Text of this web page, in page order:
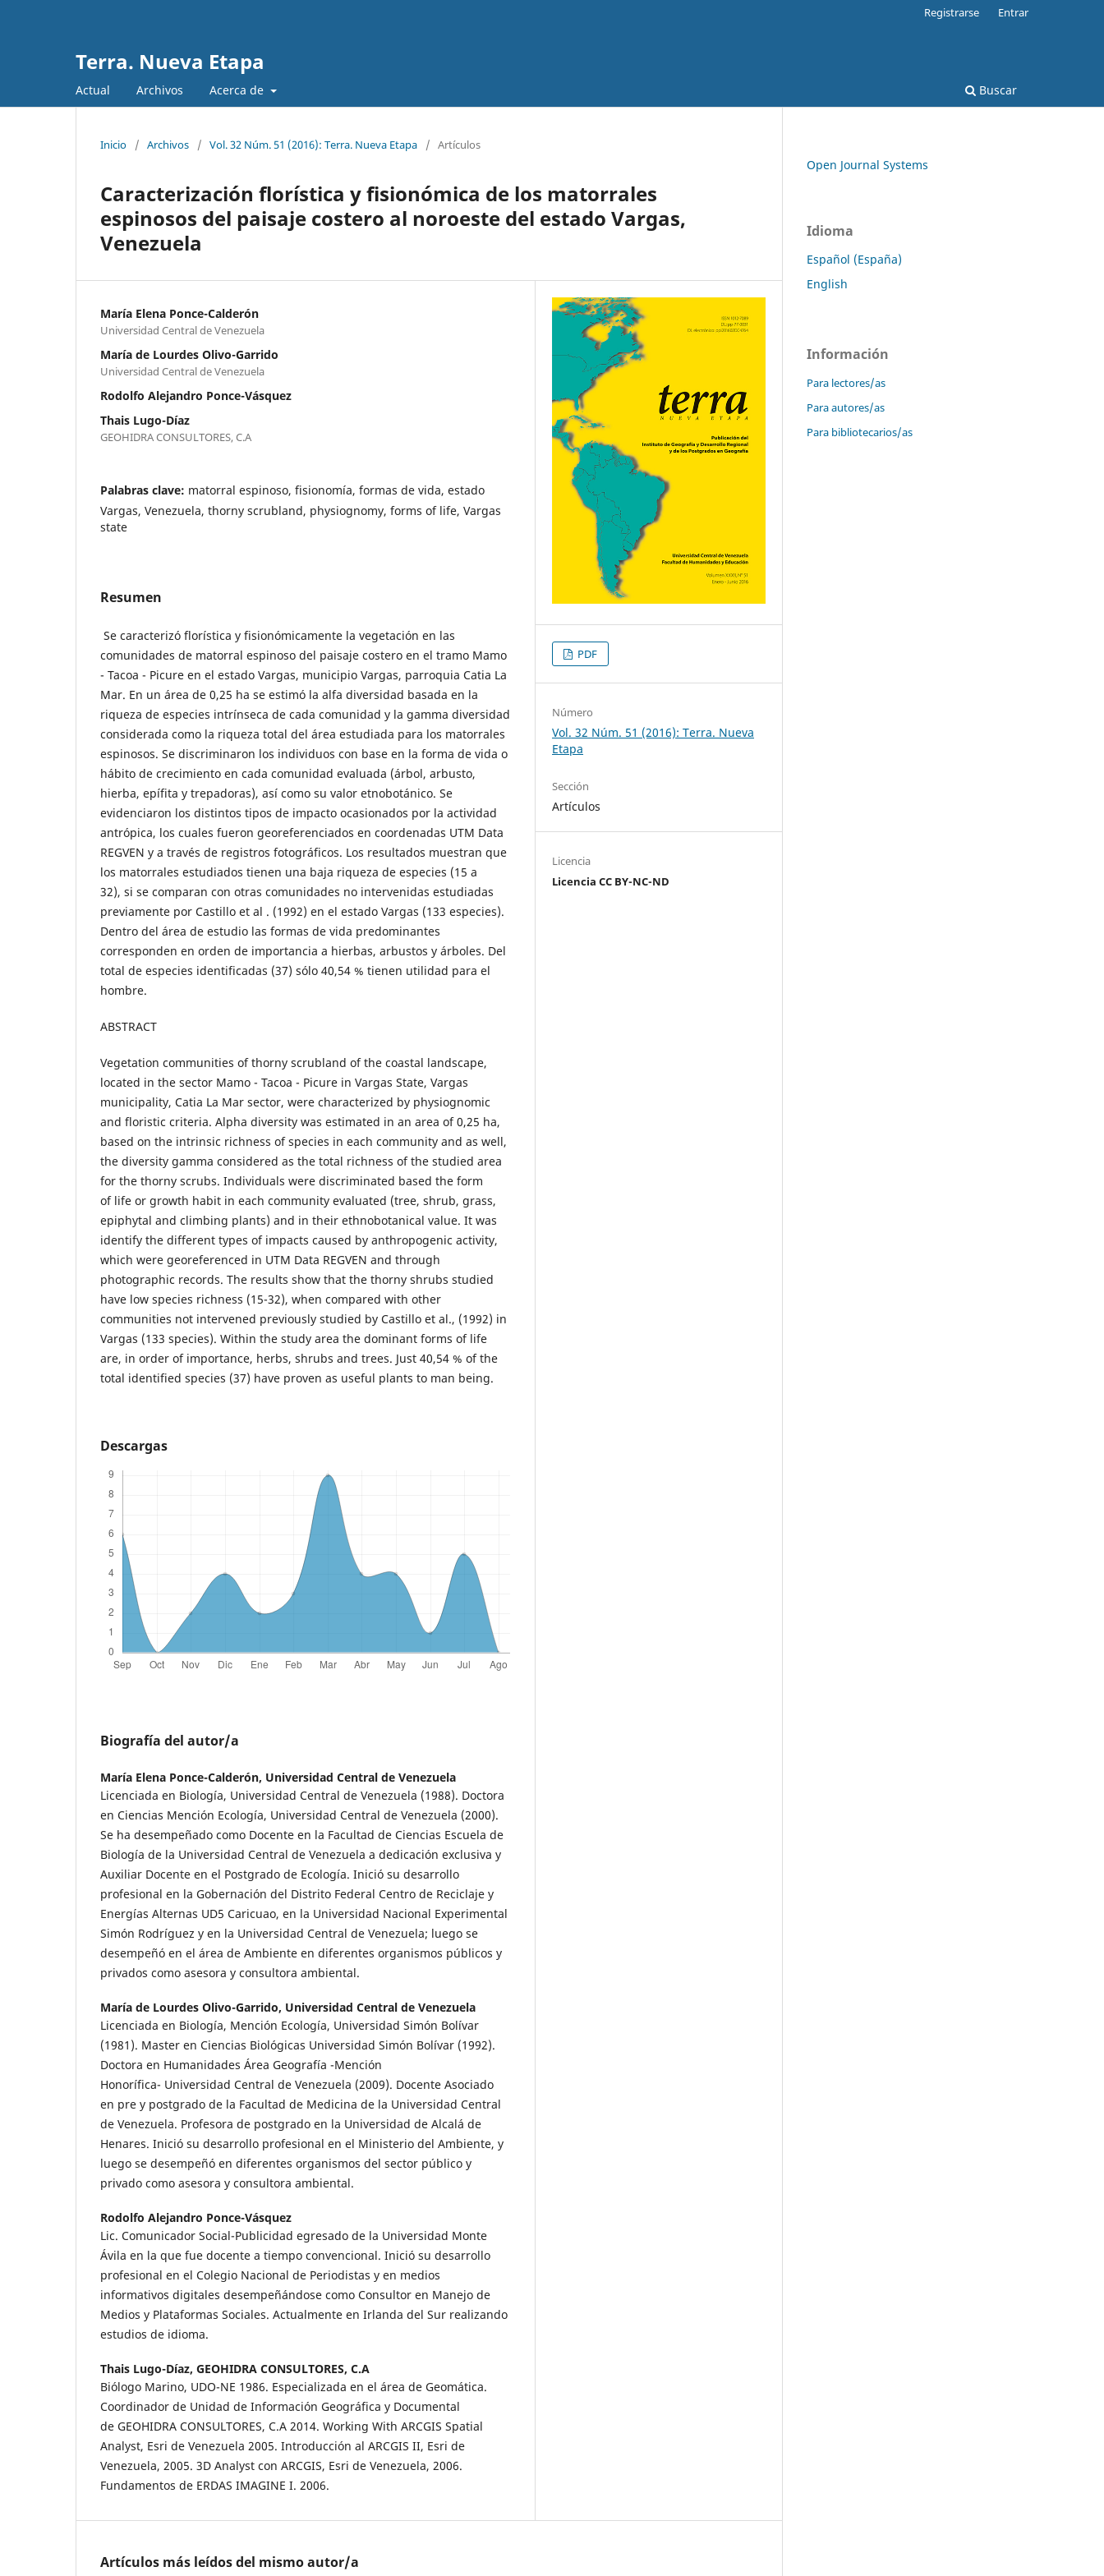
Terra. Nueva Etapa
Actual Archivos Acerca de Buscar
Registrarse Entrar
Inicio / Archivos / Vol. 32 Núm. 51 (2016): Terra. Nueva Etapa / Artículos
Caracterización florística y fisionómica de los matorrales
espinosos del paisaje costero al noroeste del estado Vargas,
Venezuela
María Elena Ponce-Calderón
Universidad Central de Venezuela
María de Lourdes Olivo-Garrido
Universidad Central de Venezuela
Rodolfo Alejandro Ponce-Vásquez
Thais Lugo-Díaz
GEOHIDRA CONSULTORES, C.A
Palabras clave: matorral espinoso, fisionomía, formas de vida, estado
Vargas, Venezuela, thorny scrubland, physiognomy, forms of life, Vargas
state
Resumen
Se caracterizó florística y fisionómicamente la vegetación en las
comunidades de matorral espinoso del paisaje costero en el tramo Mamo
- Tacoa - Picure en el estado Vargas, municipio Vargas, parroquia Catia La
Mar. En un área de 0,25 ha se estimó la alfa diversidad basada en la
riqueza de especies intrínseca de cada comunidad y la gamma diversidad
considerada como la riqueza total del área estudiada para los matorrales
espinosos. Se discriminaron los individuos con base en la forma de vida o
hábito de crecimiento en cada comunidad evaluada (árbol, arbusto,
hierba, epífita y trepadoras), así como su valor etnobotánico. Se
evidenciaron los distintos tipos de impacto ocasionados por la actividad
antrópica, los cuales fueron georeferenciados en coordenadas UTM Data
REGVEN y a través de registros fotográficos. Los resultados muestran que
los matorrales estudiados tienen una baja riqueza de especies (15 a
32), si se comparan con otras comunidades no intervenidas estudiadas
previamente por Castillo et al . (1992) en el estado Vargas (133 especies).
Dentro del área de estudio las formas de vida predominantes
corresponden en orden de importancia a hierbas, arbustos y árboles. Del
total de especies identificadas (37) sólo 40,54 % tienen utilidad para el
hombre.
ABSTRACT
Vegetation communities of thorny scrubland of the coastal landscape,
located in the sector Mamo - Tacoa - Picure in Vargas State, Vargas
municipality, Catia La Mar sector, were characterized by physiognomic
and floristic criteria. Alpha diversity was estimated in an area of 0,25 ha,
based on the intrinsic richness of species in each community and as well,
the diversity gamma considered as the total richness of the studied area
for the thorny scrubs. Individuals were discriminated based the form
of life or growth habit in each community evaluated (tree, shrub, grass,
epiphytal and climbing plants) and in their ethnobotanical value. It was
identify the different types of impacts caused by anthropogenic activity,
which were georeferenced in UTM Data REGVEN and through
photographic records. The results show that the thorny shrubs studied
have low species richness (15-32), when compared with other
communities not intervened previously studied by Castillo et al., (1992) in
Vargas (133 species). Within the study area the dominant forms of life
are, in order of importance, herbs, shrubs and trees. Just 40,54 % of the
total identified species (37) have proven as useful plants to man being.
Descargas
Biografía del autor/a
María Elena Ponce-Calderón, Universidad Central de Venezuela
Licenciada en Biología, Universidad Central de Venezuela (1988). Doctora
en Ciencias Mención Ecología, Universidad Central de Venezuela (2000).
Se ha desempeñado como Docente en la Facultad de Ciencias Escuela de
Biología de la Universidad Central de Venezuela a dedicación exclusiva y
Auxiliar Docente en el Postgrado de Ecología. Inició su desarrollo
profesional en la Gobernación del Distrito Federal Centro de Reciclaje y
Energías Alternas UD5 Caricuao, en la Universidad Nacional Experimental
Simón Rodríguez y en la Universidad Central de Venezuela; luego se
desempeñó en el área de Ambiente en diferentes organismos públicos y
privados como asesora y consultora ambiental.
María de Lourdes Olivo-Garrido, Universidad Central de Venezuela
Licenciada en Biología, Mención Ecología, Universidad Simón Bolívar
(1981). Master en Ciencias Biológicas Universidad Simón Bolívar (1992).
Doctora en Humanidades Área Geografía -Mención
Honorífica- Universidad Central de Venezuela (2009). Docente Asociado
en pre y postgrado de la Facultad de Medicina de la Universidad Central
de Venezuela. Profesora de postgrado en la Universidad de Alcalá de
Henares. Inició su desarrollo profesional en el Ministerio del Ambiente, y
luego se desempeñó en diferentes organismos del sector público y
privado como asesora y consultora ambiental.
Rodolfo Alejandro Ponce-Vásquez
Lic. Comunicador Social-Publicidad egresado de la Universidad Monte
Ávila en la que fue docente a tiempo convencional. Inició su desarrollo
profesional en el Colegio Nacional de Periodistas y en medios
informativos digitales desempeñándose como Consultor en Manejo de
Medios y Plataformas Sociales. Actualmente en Irlanda del Sur realizando
estudios de idioma.
Thais Lugo-Díaz, GEOHIDRA CONSULTORES, C.A
Biólogo Marino, UDO-NE 1986. Especializada en el área de Geomática.
Coordinador de Unidad de Información Geográfica y Documental
de GEOHIDRA CONSULTORES, C.A 2014. Working With ARCGIS Spatial
Analyst, Esri de Venezuela 2005. Introducción al ARCGIS II, Esri de
Venezuela, 2005. 3D Analyst con ARCGIS, Esri de Venezuela, 2006.
Fundamentos de ERDAS IMAGINE I. 2006.
PDF
Número
Vol. 32 Núm. 51 (2016): Terra. Nueva
Etapa
Sección
Artículos
Licencia
Licencia CC BY-NC-ND
Artículos más leídos del mismo autor/a
Open Journal Systems
Idioma
Español (España)
English
Información
Para lectores/as
Para autores/as
Para bibliotecarios/as